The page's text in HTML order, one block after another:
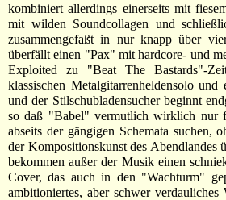
kombiniert allerdings einerseits mit
mit wilden Soundcollagen und
zusammengefaßt in nur knapp über
überfällt einen "Pax" mit hardcore- und
Exploited zu "Beat The Bastards"-
klassischen Metalgitarrenheldensolo und
und der Stilschubladensucher beginnt
so daß "Babel" vermutlich wirklich nur
abseits der gängigen Schemata suchen,
der Kompositionskunst des Abendlandes
bekommen außer der Musik einen
Cover, das auch in den "Wachturm"
ambitioniertes, aber schwer